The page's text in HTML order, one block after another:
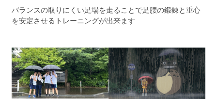
バランスの取りにくい足場を走ることで足腰の鍛錬と重心
を安定させるトレーニングが出来ます